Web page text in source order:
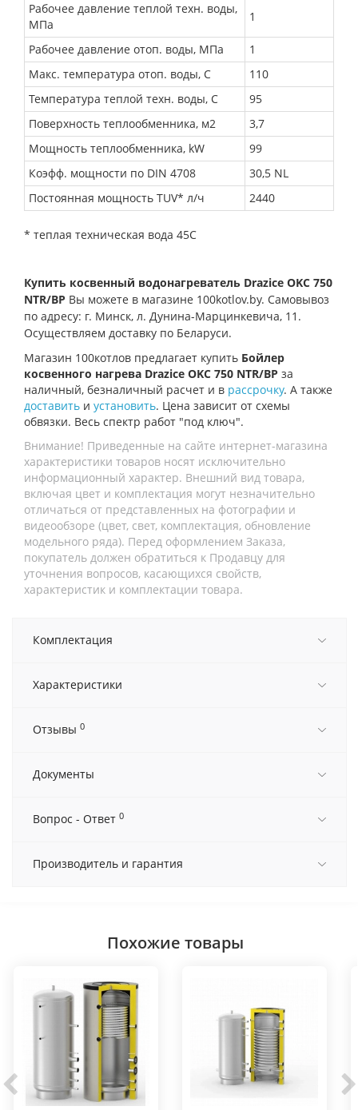
Рабочее давление теплой техн. воды,
МПа
1
Рабочее давление отоп. воды, МПа
1
Макс. температура отоп. воды, С
110
Температура теплой техн. воды, С
95
Поверхность теплообменника, м2
3,7
Мощность теплообменника, kW
99
Коэфф. мощности по DIN 4708
30,5 NL
Постоянная мощность TUV* л/ч
2440
* теплая техническая вода 45С
Купить косвенный водонагреватель Drazice OKC 750
NTR/BP Вы можете в магазине 100kotlov.by. Самовывоз
по адресу: г. Минск, л. Дунина-Марцинкевича, 11.
Осуществляем доставку по Беларуси.
Магазин 100котлов предлагает купить Бойлер
косвенного нагрева Drazice OKC 750 NTR/BP за
наличный, безналичный расчет и в рассрочку. А также
доставить и установить. Цена зависит от схемы
обвязки. Весь спектр работ "под ключ".
Внимание! Приведенные на сайте интернет-магазина
характеристики товаров носят исключительно
информационный характер. Внешний вид товара,
включая цвет и комплектация могут незначительно
отличаться от представленных на фотографии и
видеообзоре (цвет, свет, комплектация, обновление
модельного ряда). Перед оформлением Заказа,
покупатель должен обратиться к Продавцу для
уточнения вопросов, касающихся свойств,
характеристик и комплектации товара.
Комплектация
Характеристики
Отзывы 0
Документы
Вопрос - Ответ 0
Производитель и гарантия
Похожие товары